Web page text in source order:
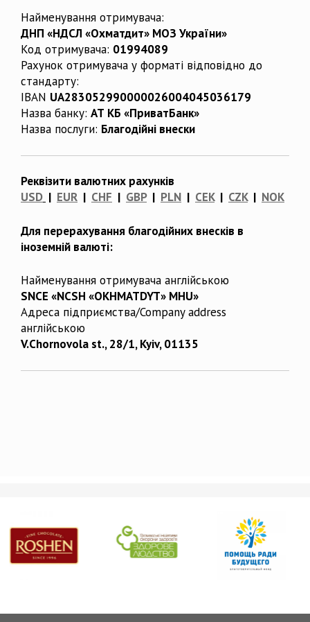
Найменування отримувача:
ДНП «НДСЛ «Охматдит» МОЗ України»
Код отримувача: 01994089
Рахунок отримувача у форматі відповідно до
стандарту:
IBAN UA283052990000026004045036179
Назва банку: АТ КБ «ПриватБанк»
Назва послуги: Благодійні внески
Реквізити валютних рахунків
USD | EUR | CHF | GBP| PLN | CEK| CZK| NOK
Для перерахування благодійних внесків в
іноземній валюті:
Найменування отримувача англійською
SNCE «NCSH «OKHMATDYT» MHU»
Адреса підприємства/Company address
англійською
V.Chornovola st., 28/1, Kyiv, 01135